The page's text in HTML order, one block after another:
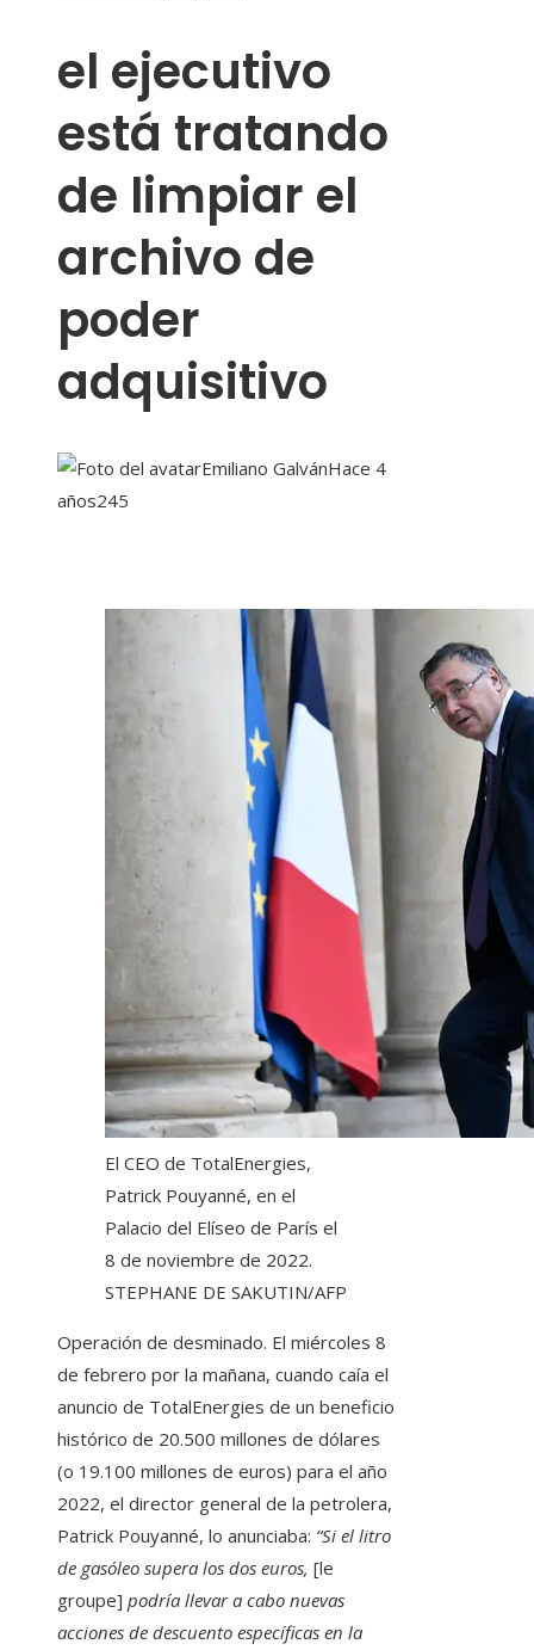
el ejecutivo
está tratando
de limpiar el
archivo de
poder
adquisitivo
Emiliano GalvánHace 4
años245
El CEO de TotalEnergies,
Patrick Pouyanné, en el
Palacio del Elíseo de París el
8 de noviembre de 2022.
STEPHANE DE SAKUTIN/AFP
Operación de desminado. El miércoles 8
de febrero por la mañana, cuando caía el
anuncio de TotalEnergies de un beneficio
histórico de 20.500 millones de dólares
(o 19.100 millones de euros) para el año
2022, el director general de la petrolera,
Patrick Pouyanné, lo anunciaba: “Si el litro
de gasóleo supera los dos euros, [le
groupe] podría llevar a cabo nuevas
acciones de descuento específicas en la